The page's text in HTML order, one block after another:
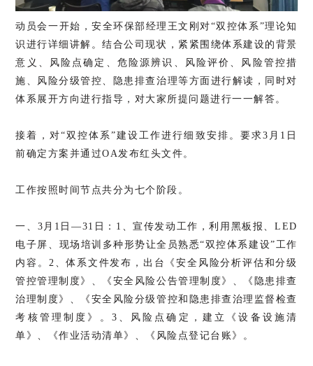
动员会一开始，安全环保部经理王文刚对“双控体系”理论知
识进行详细讲解。结合公司现状，紧紧围绕体系建设的背景
意义、风险点确定、危险源辨识、风险评价、风险管控措
施、风险分级管控、隐患排查治理等方面进行解读，同时对
体系展开方向进行指导，对大家所提问题进行一一解答。
接着，对“双控体系”建设工作进行细致安排。要求3月1日
前确定方案并通过OA发布红头文件。
工作按照时间节点共分为七个阶段。
一、3月1日—31日：1、宣传发动工作，利用黑板报、LED
电子屏、现场培训多种形势让全员熟悉“双控体系建设”工作
内容。2、体系文件发布，出台《安全风险分析评估和分级
管控管理制度》、《安全风险公告管理制度》、《隐患排查
治理制度》、《安全风险分级管控和隐患排查治理监督检查
考核管理制度》。3、风险点确定，建立《设备设施清
单》、《作业活动清单》、《风险点登记台账》。